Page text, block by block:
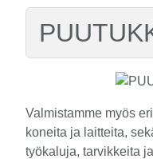
Valmistamme myös
koneita ja laitteita,
työkaluja, tarvikkeita